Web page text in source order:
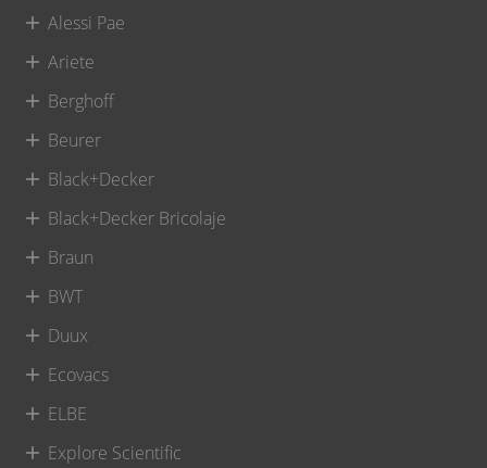
Alessi Pae
Ariete
Berghoff
Beurer
Black+Decker
Black+Decker Bricolaje
Braun
BWT
Duux
Ecovacs
ELBE
Explore Scientific